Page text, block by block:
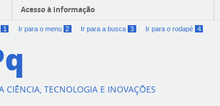
Acesso à informação
1 Ir para o menu 2 Ir para a busca 3 Ir para o rodapé 4
CIÊNCIA, TECNOLOGIA E INOVAÇÕES